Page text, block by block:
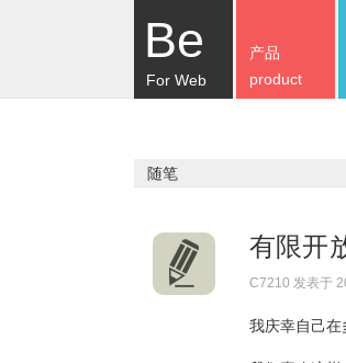
Be
For Web
产品
product
随笔
有限开
C7210 发表于
我庆幸自己在